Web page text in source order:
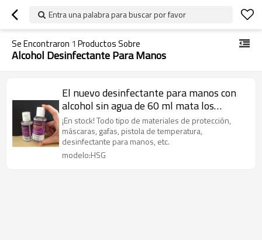
Entra una palabra para buscar por favor
Se Encontraron 1 Productos Sobre
Alcohol Desinfectante Para Manos
El nuevo desinfectante para manos con
alcohol sin agua de 60 ml mata los
gérmenes gel desinfectante para manos
instantáneo
¡En stock! Todo tipo de materiales de protección,
máscaras, gafas, pistola de temperatura,
desinfectante para manos, etc.
modelo:HSG